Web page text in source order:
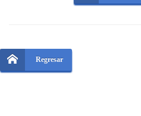
Regresar